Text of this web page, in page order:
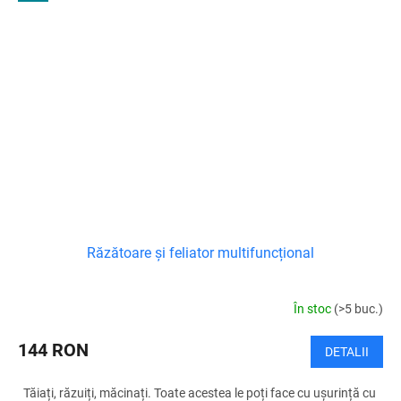
Răzătoare și feliator multifuncțional
În stoc (>5 buc.)
144 RON DETALII
Tăiați, răzuiți, măcinați. Toate acestea le poți face cu ușurință cu